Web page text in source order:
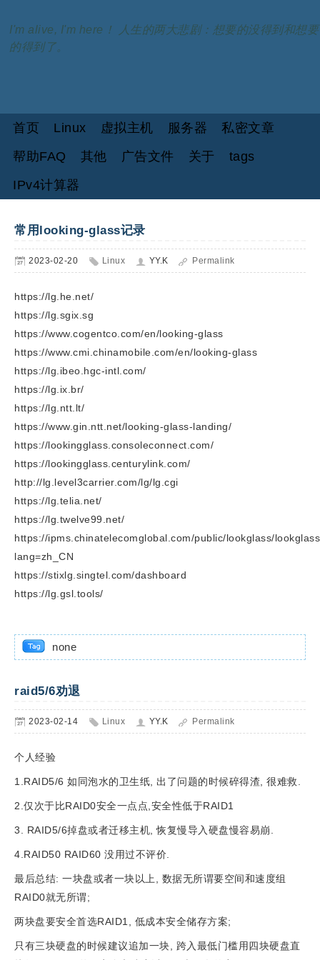
I'm alive, I'm here！ 人生的两大悲剧：想要的没得到和想要
的得到了。
首页 Linux 虚拟主机 服务器
私密文章
帮助FAQ
其他 广告文件 关于
tags
IPv4计算器
常用looking-glass记录
2023-02-20 Linux YY.K Permalink
https://lg.he.net/
https://lg.sgix.sg
https://www.cogentco.com/en/looking-glass
https://www.cmi.chinamobile.com/en/looking-glass
https://lg.ibeo.hgc-intl.com/
https://lg.ix.br/
https://lg.ntt.lt/
https://www.gin.ntt.net/looking-glass-landing/
https://lookingglass.consoleconnect.com/
https://lookingglass.centurylink.com/
http://lg.level3carrier.com/lg/lg.cgi
https://lg.telia.net/
https://lg.twelve99.net/
https://ipms.chinatelecomglobal.com/public/lookglass/
lang=zh_CN
https://stixlg.singtel.com/dashboard
https://lg.gsl.tools/
none
raid5/6劝退
2023-02-14 Linux YY.K Permalink
个人经验
1.RAID5/6 如同泡水的卫生纸, 出了问题的时候碎得渣, 很难救.
2.仅次于比RAID0安全一点点,安全性低于RAID1
3. RAID5/6掉盘或者迁移主机, 恢复慢导入硬盘慢容易崩.
4.RAID50 RAID60 没用过不评价.
最后总结: 一块盘或者一块以上, 数据无所谓要空间和速度组
RAID0就无所谓;
两块盘要安全首选RAID1, 低成本安全储存方案;
只有三块硬盘的时候建议追加一块, 跨入最低门槛用四块硬盘直